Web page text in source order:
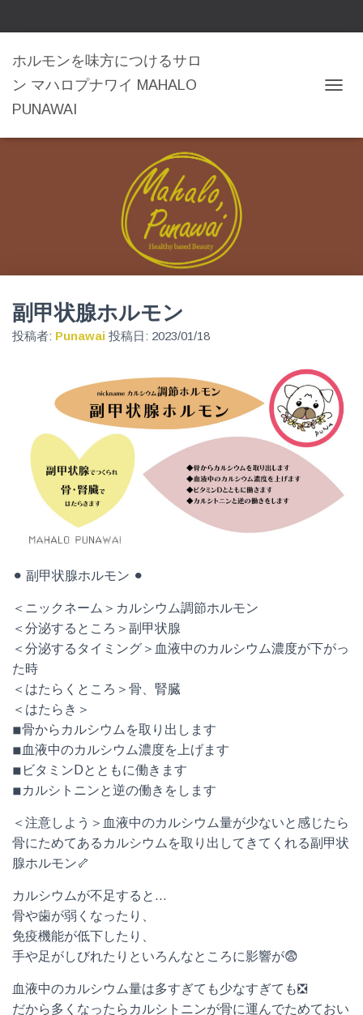
ホルモンを味方につけるサロ
ン マハロプナワイ MAHALO
PUNAWAI
副甲状腺ホルモン
投稿者: Punawai 投稿日: 2023/01/18
⚫︎ 副甲状腺ホルモン ⚫︎
＜ニックネーム＞カルシウム調節ホルモン
＜分泌するところ＞副甲状腺
＜分泌するタイミング＞血液中のカルシウム濃度が下がっ
た時
＜はたらくところ＞骨、腎臓
＜はたらき＞
◾︎骨からカルシウムを取り出します
◾︎血液中のカルシウム濃度を上げます
◾︎ビタミンDとともに働きます
◾︎カルシトニンと逆の働きをします
＜注意しよう＞血液中のカルシウム量が少ないと感じたら
骨にためてあるカルシウムを取り出してきてくれる副甲状
腺ホルモン🦴
カルシウムが不足すると…
骨や歯が弱くなったり、
免疫機能が低下したり、
手や足がしびれたりといろんなところに影響が😨
血液中のカルシウム量は多すぎても少なすぎても❎
だから多くなったらカルシトニンが骨に運んでためておい